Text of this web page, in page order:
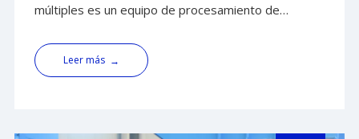
múltiples es un equipo de procesamiento de
troncos. La máquina fue desarrollada de forma
independiente por Shandong Alva Machinery Group
Leer más →